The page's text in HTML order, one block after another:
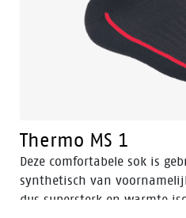
Thermo MS 1
Deze comfortabele sok is
synthetisch van
dus supersterk en warmte